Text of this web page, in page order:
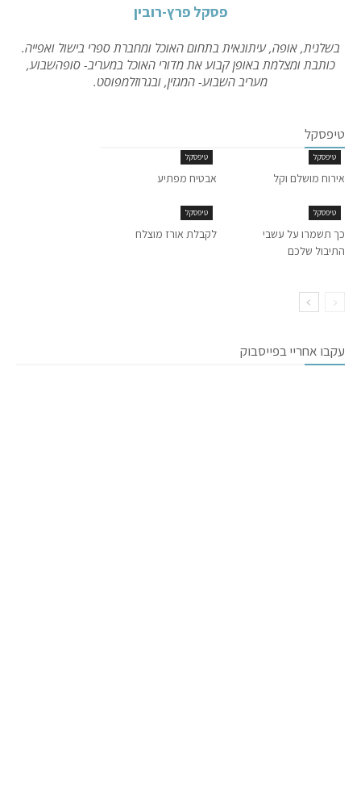
פסקל פרץ-רובין
בשלנית, אופה, עיתונאית בתחום האוכל ומחברת ספרי בישול ואפייה.
כותבת ומצלמת באופן קבוע את מדורי האוכל במעריב- סופהשבוע,
מעריב השבוע- המגזין, ובגרוזלמפוסט.
טיפסקל
טיפסקל
אירוח מושלם וקל
טיפסקל
אבטיח מפתיע
טיפסקל
כך תשמרו על עשבי
התיבול שלכם
טיפסקל
לקבלת אורז מוצלח
עקבו אחריי בפייסבוק